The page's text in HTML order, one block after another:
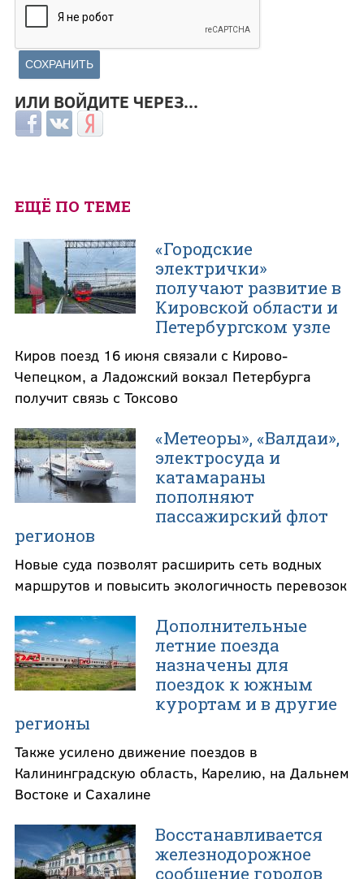
ИЛИ ВОЙДИТЕ ЧЕРЕЗ...
Login with Facebook
Login with ВКонтакте
Login with Яндекс
ЕЩЁ ПО ТЕМЕ
«Городские
электрички»
получают развитие в
Кировской области и
Петербургском узле
Киров поезд 16 июня связали с Кирово-
Чепецком, а Ладожский вокзал Петербурга
получит связь с Токсово
«Метеоры», «Валдаи»,
электросуда и
катамараны
пополняют
пассажирский флот
регионов
Новые суда позволят расширить сеть водных
маршрутов и повысить экологичность перевозок
Дополнительные
летние поезда
назначены для
поездок к южным
курортам и в другие
регионы
Также усилено движение поездов в
Калининградскую область, Карелию, на Дальнем
Востоке и Сахалине
Восстанавливается
железнодорожное
сообщение городов